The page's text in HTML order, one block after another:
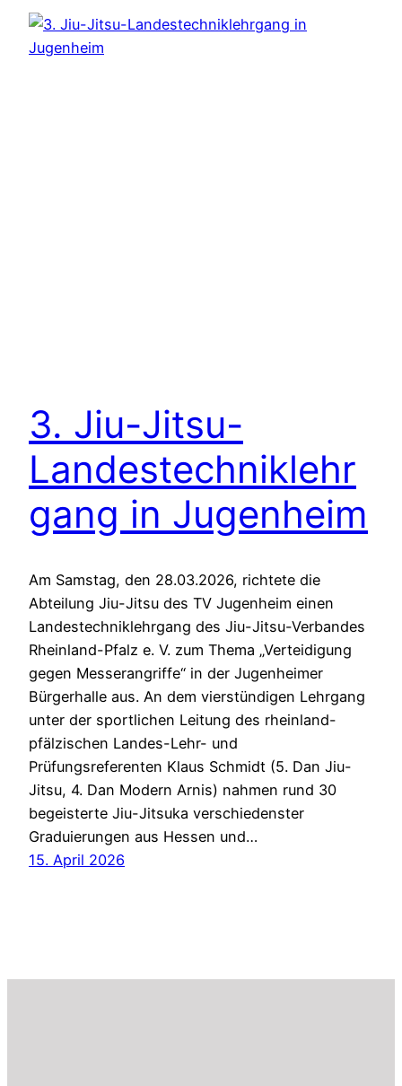
3. Jiu-Jitsu-
Landestechniklehr
gang in Jugenheim
Am Samstag, den 28.03.2026, richtete die
Abteilung Jiu-Jitsu des TV Jugenheim einen
Landestechniklehrgang des Jiu-Jitsu-Verbandes
Rheinland-Pfalz e. V. zum Thema „Verteidigung
gegen Messerangriffe“ in der Jugenheimer
Bürgerhalle aus. An dem vierstündigen Lehrgang
unter der sportlichen Leitung des rheinland-
pfälzischen Landes-Lehr- und
Prüfungsreferenten Klaus Schmidt (5. Dan Jiu-
Jitsu, 4. Dan Modern Arnis) nahmen rund 30
begeisterte Jiu-Jitsuka verschiedenster
Graduierungen aus Hessen und…
15. April 2026